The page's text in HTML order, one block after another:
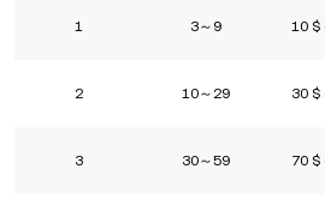
1 3～9 10 $
2 10～29 30 $
3 30～59 70 $